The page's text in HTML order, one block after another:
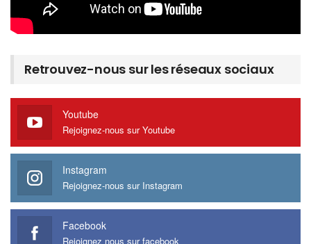
Retrouvez-nous sur les réseaux sociaux
Youtube
Rejoignez-nous sur Youtube
Instagram
Rejoignez-nous sur Instagram
Facebook
Rejoignez nous sur facebook